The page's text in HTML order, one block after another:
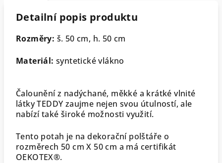
Detailní popis produktu
Rozměry: š. 50 cm, h. 50 cm
Materiál: syntetické vlákno
Čalounění z nadýchané, měkké a krátké vlnité
látky TEDDY zaujme nejen svou útulností, ale
nabízí také široké možnosti využití.
Tento potah je na dekorační polštáře o
rozměrech 50 cm X 50 cm a má certifikát
OEKOTEX®.